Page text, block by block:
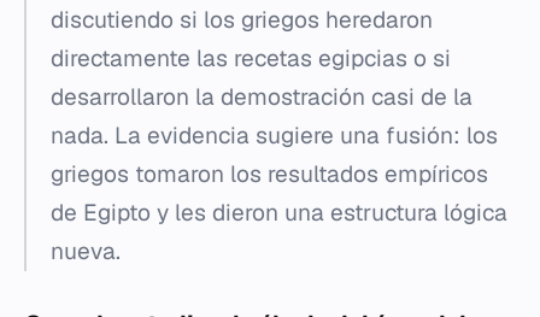
discutiendo si los griegos heredaron
directamente las recetas egipcias o si
desarrollaron la demostración casi de la
nada. La evidencia sugiere una fusión: los
griegos tomaron los resultados empíricos
de Egipto y les dieron una estructura lógica
nueva.